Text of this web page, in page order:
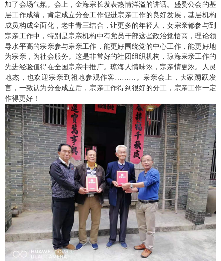
加了会场气氛。会上，金海宗长发表热情洋溢的讲话。盛赞公会的基
层工作成绩，肯定成立分会工作促进宗亲工作的良好发展，基层机构
成员构成全面化，老中青三结合，让更多的年轻人，女宗亲都参与到
宗亲工作中，特别是宗亲机构中有党员干部这些政治觉悟高，理论领
导水平高的宗亲参与宗亲工作，能更好围绕党的中心工作，能更好地
为宗亲，为社会服务。这是非常好的社团组织机构，琼海宗亲工作的
先进经验值得在全国宗亲中推广。琼海人情味浓，宗亲情更浓。人灵
地杰，也欢迎宗亲到祖地参观作客………。宗亲会上，大家踴跃发
言，一致认为分会成立后，宗亲工作得到很好的分工，宗亲工作一定
作得更好！